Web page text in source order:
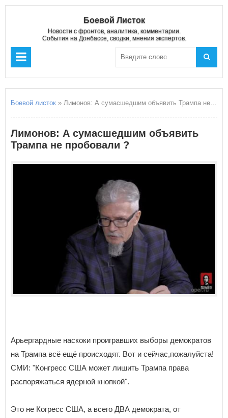
Боевой Листок
Новости с фронтов, аналитика, комментарии.
События на Донбассе, сводки, мнения экспертов.
Боевой листок » Лимонов: А сумасшедшим объявить Трампа не пробовали ?
Лимонов: А сумасшедшим объявить
Трампа не пробовали ?
Арьергардные наскоки проигравших выборы демократов
на Трампа всё ещё происходят. Вот и сейчас,пожалуйста!
СМИ: "Конгресс США может лишить Трампа права
распоряжаться ядерной кнопкой".
Это не Когресс США, а всего ДВА демократа, от